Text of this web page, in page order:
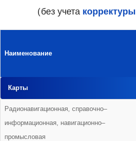
(без учета корректуры
Наименование
Карты
Радионавигационная, справочно–
информационная, навигационно–
промысловая